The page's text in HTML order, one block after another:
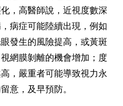
，高醫師說，近視度數深
病症可能陸續出現，例如
發生的風險提高，或黃斑
網膜剝離的機會增加；度
，嚴重者可能導致視力永
意，及早預防。